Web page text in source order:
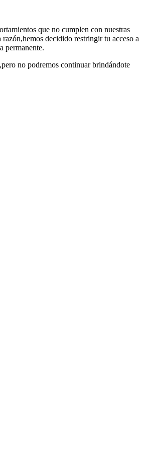
que no cumplen con nuestras
razón,hemos decidido restringir tu acceso a
permanente.
no podremos continuar brindándote